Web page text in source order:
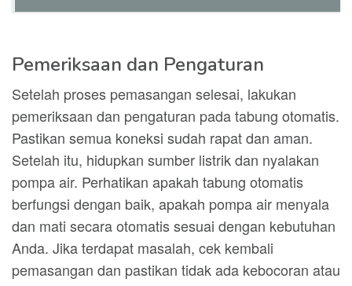
Pemeriksaan dan Pengaturan
Setelah proses pemasangan selesai, lakukan
pemeriksaan dan pengaturan pada tabung otomatis.
Pastikan semua koneksi sudah rapat dan aman.
Setelah itu, hidupkan sumber listrik dan nyalakan
pompa air. Perhatikan apakah tabung otomatis
berfungsi dengan baik, apakah pompa air menyala
dan mati secara otomatis sesuai dengan kebutuhan
Anda. Jika terdapat masalah, cek kembali
pemasangan dan pastikan tidak ada kebocoran atau